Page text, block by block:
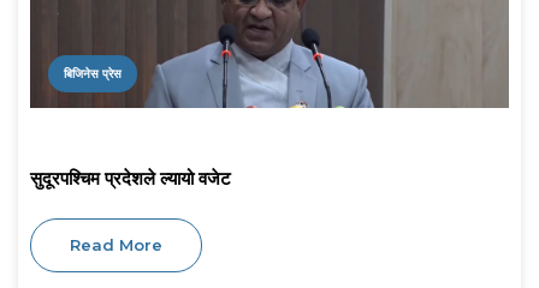
बिजिनेस प्रेस
सुदूरपश्चिम प्रदेशले ल्यायो वजेट
Read More